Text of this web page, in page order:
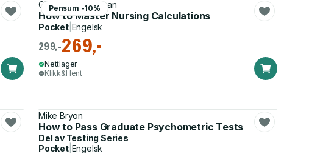
Pensum -10%
Chris John Tyreman
How to Master Nursing Calculations
Pocket| Engelsk
299,-269,-
Nettlager
Klikk&Hent
Mike Bryon
How to Pass Graduate Psychometric Tests
Del av Testing Series
Pocket| Engelsk